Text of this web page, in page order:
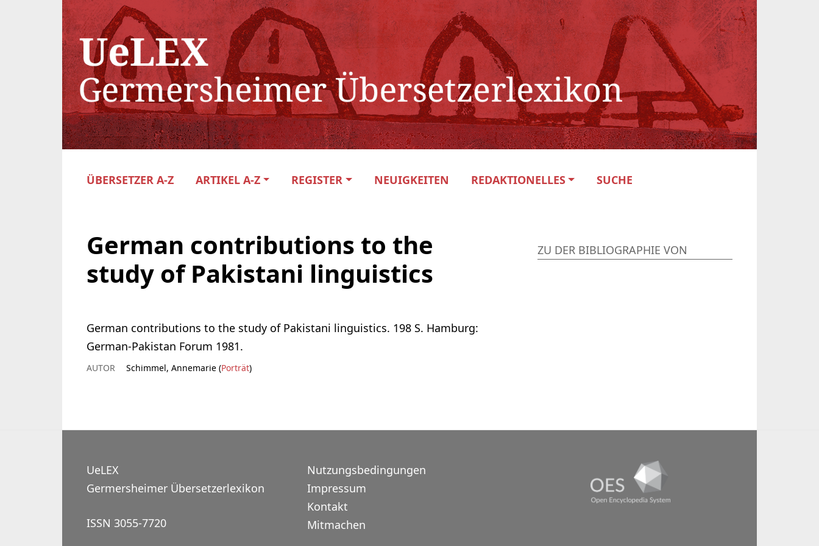
ÜBERSETZER A-Z ARTIKEL A-Z REGISTER NEUIGKEITEN REDAKTIONELLES SUCHE
German contributions to the
study of Pakistani linguistics
German contributions to the study of Pakistani linguistics. 198 S. Hamburg:
German-Pakistan Forum 1981.
AUTOR Schimmel, Annemarie (Porträt)
ZU DER BIBLIOGRAPHIE VON
UeLEX
Germersheimer Übersetzerlexikon
ISSN 3055-7720
Nutzungsbedingungen
Impressum
Kontakt
Mitmachen